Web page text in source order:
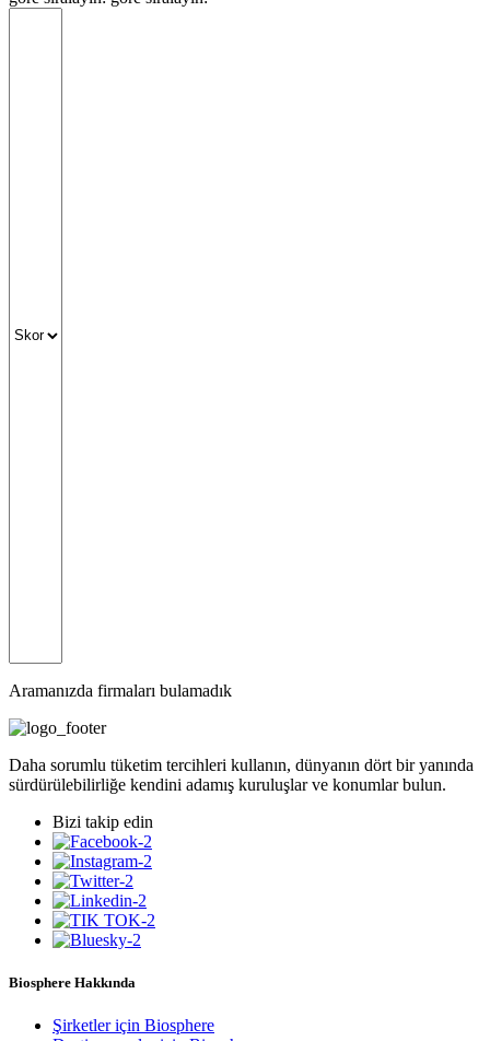
Aramanızda firmaları bulamadık
Daha sorumlu tüketim tercihleri kullanın, dünyanın dört bir yanında
sürdürülebilirliğe kendini adamış kuruluşlar ve konumlar bulun.
Bizi takip edin
Biosphere Hakkında
Şirketler için Biosphere